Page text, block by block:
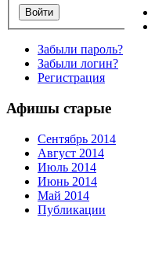
Забыли пароль?
Забыли логин?
Регистрация
Афишы старые
Сентябрь 2014
Август 2014
Июль 2014
Июнь 2014
Май 2014
Публикации